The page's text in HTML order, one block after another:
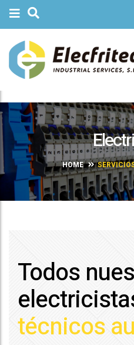
HOME
Todos
técnicos